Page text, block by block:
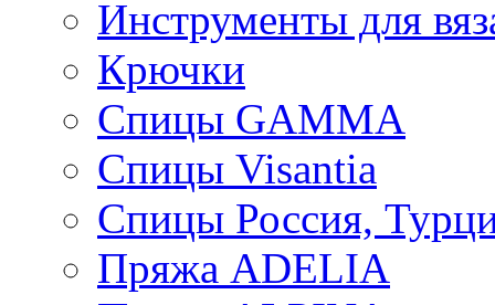
Инструменты для
Крючки
Спицы GAMMA
Спицы Visantia
Спицы Россия,
Пряжа ADELIA